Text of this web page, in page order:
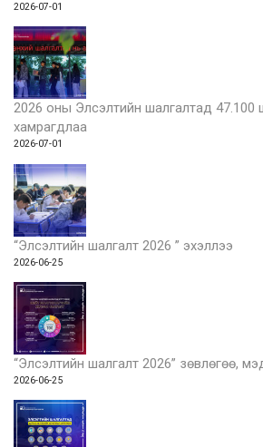
2026-07-01
2026 оны Элсэлтийн шалгалтад 47.100
хамрагдлаа
2026-07-01
“Элсэлтийн шалгалт 2026 ” эхэллээ
2026-06-25
“Элсэлтийн шалгалт 2026” зөвлөгөө,
2026-06-25